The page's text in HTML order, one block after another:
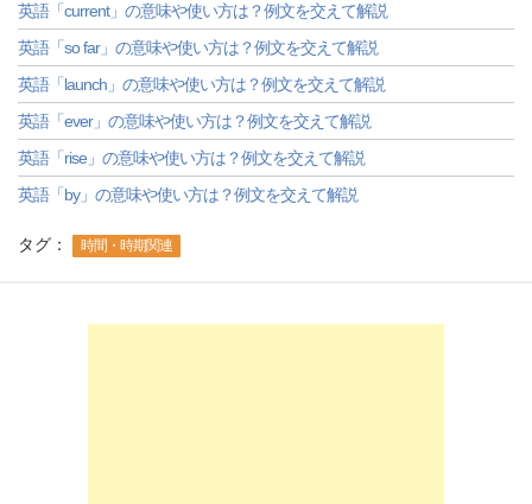
英語「current」の意味や使い方は？例文を交えて解説
英語「so far」の意味や使い方は？例文を交えて解説
英語「launch」の意味や使い方は？例文を交えて解説
英語「ever」の意味や使い方は？例文を交えて解説
英語「rise」の意味や使い方は？例文を交えて解説
英語「by」の意味や使い方は？例文を交えて解説
タグ： 時間・時期関連